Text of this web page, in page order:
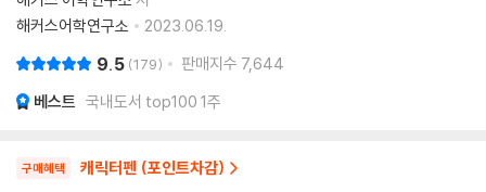
해커스어학연구소
2023.06.19.
9.5 179 판매지수 7,644
베스트 국내도서 top100 1주
구매혜택 캐릭터펜 (포인트차감)